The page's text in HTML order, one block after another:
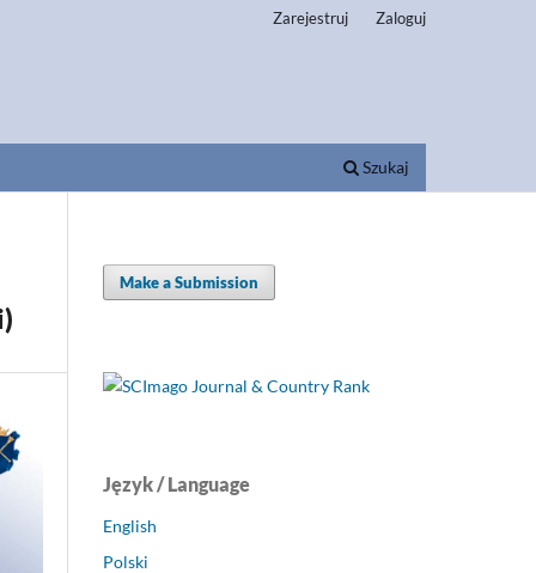
Szukaj
Zarejestruj Zaloguj
Make a Submission
Język / Language
English
Polski